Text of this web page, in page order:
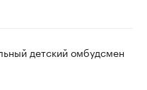
детский омбудсмен